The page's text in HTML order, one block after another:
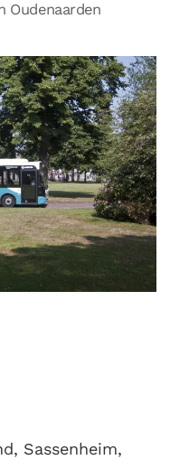
Sassenheim,